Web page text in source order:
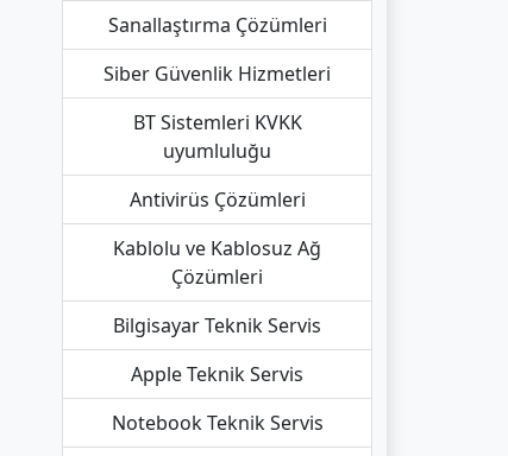
Sanallaştırma Çözümleri
Siber Güvenlik Hizmetleri
BT Sistemleri KVKK
uyumluluğu
Antivirüs Çözümleri
Kablolu ve Kablosuz Ağ
Çözümleri
Bilgisayar Teknik Servis
Apple Teknik Servis
Notebook Teknik Servis